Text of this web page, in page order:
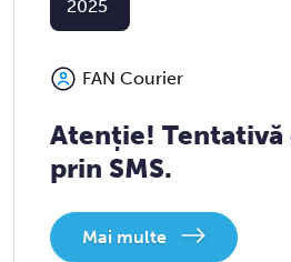
2025
FAN Courier
Atenție! Tentativă
prin SMS.
Mai multe